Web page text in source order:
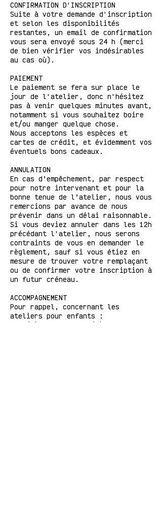
CONFIRMATION D'INSCRIPTION
Suite à votre demande d'inscription
et selon les disponibilités
restantes, un email de confirmation
vous sera envoyé sous 24 h (merci
de bien vérifier vos indésirables
au cas où).
PAIEMENT
Le paiement se fera sur place le
jour de l'atelier, donc n'hésitez
pas à venir quelques minutes avant,
notamment si vous souhaitez boire
et/ou manger quelque chose.
Nous acceptons les espèces et
cartes de crédit, et évidemment vos
éventuels bons cadeaux.
ANNULATION
En cas d’empêchement, par respect
pour notre intervenant et pour la
bonne tenue de l’atelier, nous vous
remercions par avance de nous
prévenir dans un délai raisonnable.
Si vous deviez annuler dans les 12h
précédant l'atelier, nous serons
contraints de vous en demander le
règlement, sauf si vous étiez en
mesure de trouver votre remplaçant
ou de confirmer votre inscription à
un futur créneau.
ACCOMPAGNEMENT
Pour rappel, concernant les
ateliers pour enfants :
- un(e) accompagnant(e) doit être